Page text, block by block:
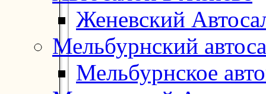
Женевский
Мельбурнский
Мельбурнское